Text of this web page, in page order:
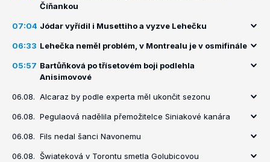
Číňankou
07:04 Jódar vyřídil i Musettiho a vyzve Lehečku
06:33 Lehečka neměl problém, v Montrealu je v osmifinále
05:57 Bartůňková po třísetovém boji podlehla
Anisimovové
06.08. Alcaraz by podle experta měl ukončit sezonu
06.08. Pegulaová nadělila přemožitelce Siniakové kanára
06.08. Fils nedal šanci Navonemu
06.08. Šwiateková v Torontu smetla Golubicovou